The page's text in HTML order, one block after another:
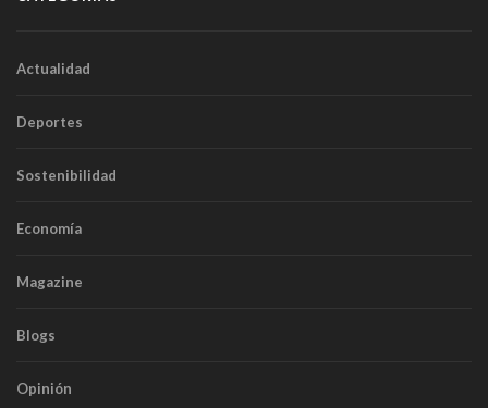
Actualidad
Deportes
Sostenibilidad
Economía
Magazine
Blogs
Opinión